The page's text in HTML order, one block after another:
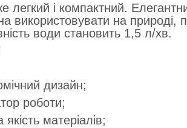
легкий і компактний.
використовувати на природі,
води становить 1,5 л/хв.
дизайн;
роботи;
якість матеріалів;